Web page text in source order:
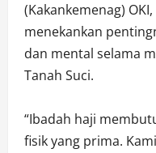
(Kakankemenag) OKI,
menekankan
dan mental selama
Tanah Suci.
“Ibadah haji
fisik yang prima.